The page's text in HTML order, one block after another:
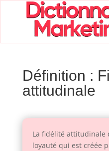
Définition :
attitudinale
La fidélité attitudinale
loyauté qui est créée